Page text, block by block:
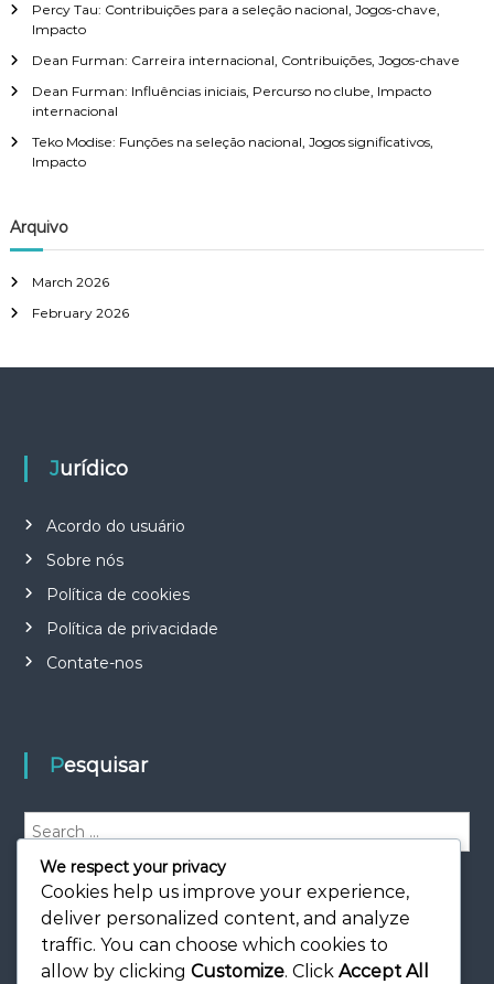
Percy Tau: Contribuições para a seleção nacional, Jogos-chave,
Impacto
Dean Furman: Carreira internacional, Contribuições, Jogos-chave
Dean Furman: Influências iniciais, Percurso no clube, Impacto
internacional
Teko Modise: Funções na seleção nacional, Jogos significativos,
Impacto
Arquivo
March 2026
February 2026
Jurídico
Acordo do usuário
Sobre nós
Política de cookies
Política de privacidade
Contate-nos
Pesquisar
e
S
e
a
r
c
h
We respect your privacy
Cookies help us improve your experience,
deliver personalized content, and analyze
traffic. You can choose which cookies to
allow by clicking Customize. Click Accept All